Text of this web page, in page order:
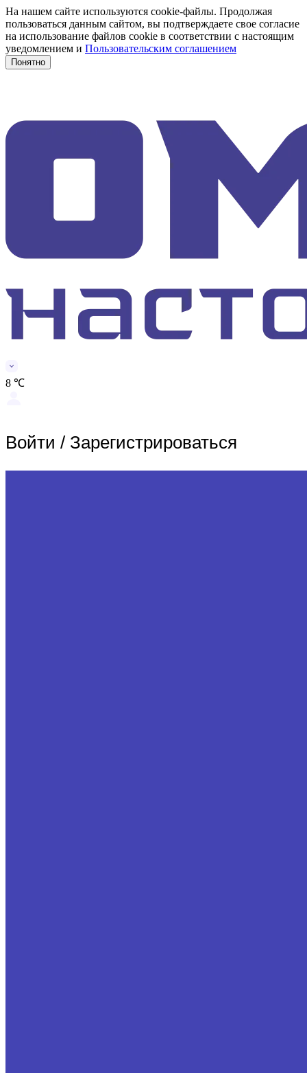
На нашем сайте используются cookie-файлы. Продолжая
пользоваться данным сайтом, вы подтверждаете свое согласие
на использование файлов cookie в соответствии с настоящим
уведомлением и Пользовательским соглашением
Понятно
8 ℃
Войти / Зарегистрироваться